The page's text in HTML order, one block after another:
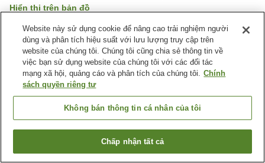
Hiển thị trên bản đồ
Rất tốt Đánh giá:174 lượt
Tiện nghi chỗ nghỉ
Giao Hàng Tận Nhà
Máy bán hàng tự động
Nhà Tắm Công Cộng
Trang chủ Nhật Bản Tỉnh Osaka
Thành phố Osaka
Tìm phòng trống
Website này sử dụng cookie để nâng cao trải nghiệm người
dùng và phân tích hiệu suất với lưu lượng truy cập trên
website của chúng tôi. Chúng tôi cũng chia sẻ thông tin về
việc bạn sử dụng website của chúng tôi với các đối tác
mạng xã hội, quảng cáo và phân tích của chúng tôi. Chính
sách quyền riêng tư
Không bán thông tin cá nhân của tôi
Chấp nhận tất cả